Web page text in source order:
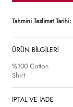
Tahmini Teslimat Tarihi:
ÜRÜN BİLGİLERİ
%100 Cotton
Shirt
İPTAL VE İADE